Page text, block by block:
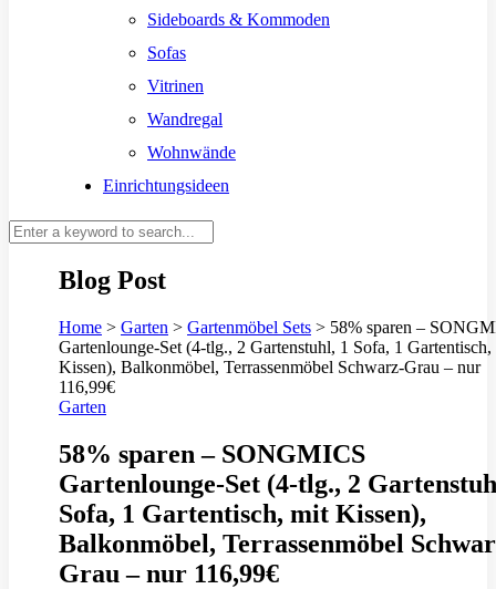
Sideboards & Kommoden
Sofas
Vitrinen
Wandregal
Wohnwände
Einrichtungsideen
Blog Post
Home > Garten > Gartenmöbel Sets > 58% sparen –
Gartenlounge-Set (4-tlg., 2 Gartenstuhl, 1 Sofa, 1
Kissen), Balkonmöbel, Terrassenmöbel Schwarz-Grau – nur
116,99€
Garten
58% sparen – SONGMICS
Gartenlounge-Set (4-tlg., 2
Sofa, 1 Gartentisch, mit Kissen),
Balkonmöbel, Terrassenmöbel
Grau – nur 116,99€